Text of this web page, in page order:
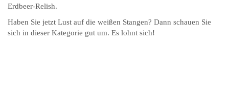
Erdbeer-Relish.
Haben Sie jetzt Lust auf die weißen Stangen? Dann schauen Sie
sich in dieser Kategorie gut um. Es lohnt sich!